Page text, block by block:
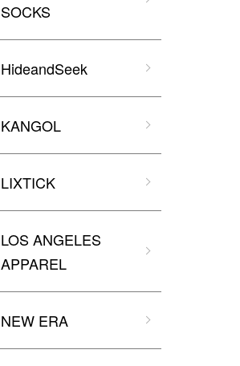
SOCKS
HideandSeek
KANGOL
LIXTICK
LOS ANGELES
APPAREL
NEW ERA